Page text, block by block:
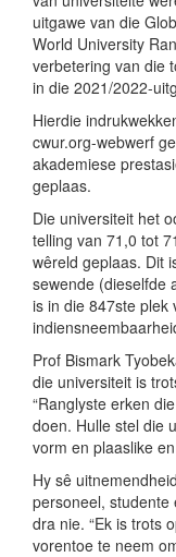
uitgawe van die
World University
verbetering van die
in die 2021/2022-
Hierdie
cwur.org-webwerf
akademiese
geplaas.
Die universiteit het
telling van 71,0 tot
wêreld geplaas. Dit
sewende (dieselfde
is in die 847ste plek
Prof Bismark
die universiteit is
“Ranglyste erken
doen. Hulle stel die
vorm en plaaslike
Hy sê
personeel, studente
dra nie. “Ek is trots
vorentoe te neem